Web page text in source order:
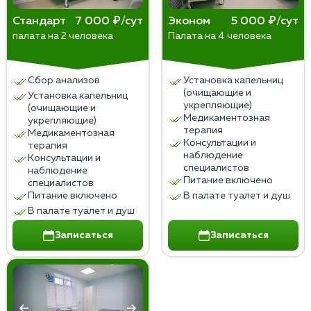
Стандарт 7 000 ₽/сут
палата на 2 человека
Сбор анализов
Установка капельниц
(очищающие и
укрепляющие)
Медикаментозная
терапия
Консультации и
наблюдение
специалистов
Питание включено
В палате туалет и душ
Записаться
Эконом 5 000 ₽/сут
Палата на 4 человека
Установка капельниц
(очищающие и
укрепляющие)
Медикаментозная
терапия
Консультации и
наблюдение
специалистов
Питание включено
В палате туалет и душ
Записаться